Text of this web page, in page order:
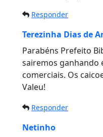
Responder
Terezinha Dias de
Parabéns Prefeito
sairemos ganhando
comerciais. Os
Valeu!
Responder
Netinho